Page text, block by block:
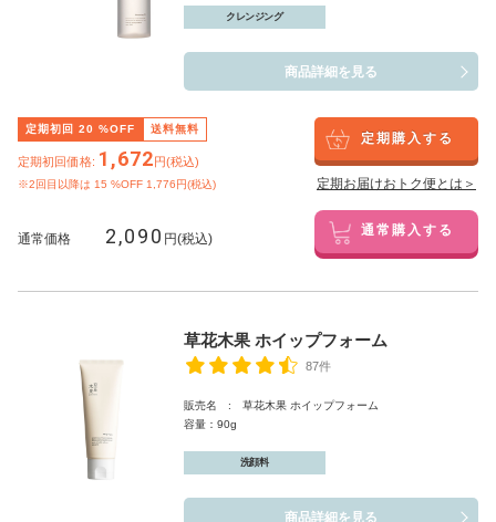
クレンジング
商品詳細を見る
定期初回 20 %OFF 送料無料
定期初回価格: 1,672円(税込)
※2回目以降は 15 %OFF 1,776円(税込)
定期購入する
定期お届けおトク便とは＞
通常価格 2,090 円(税込) 通常購入する
草花木果 ホイップフォーム
87件
販売名 : 草花木果 ホイップフォーム
容量：90g
洗顔料
商品詳細を見る